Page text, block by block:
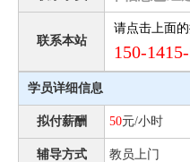
联系本站
请点击上面
150-
学员详细信息
拟付薪酬 50元/小时
辅导方式 教员上门